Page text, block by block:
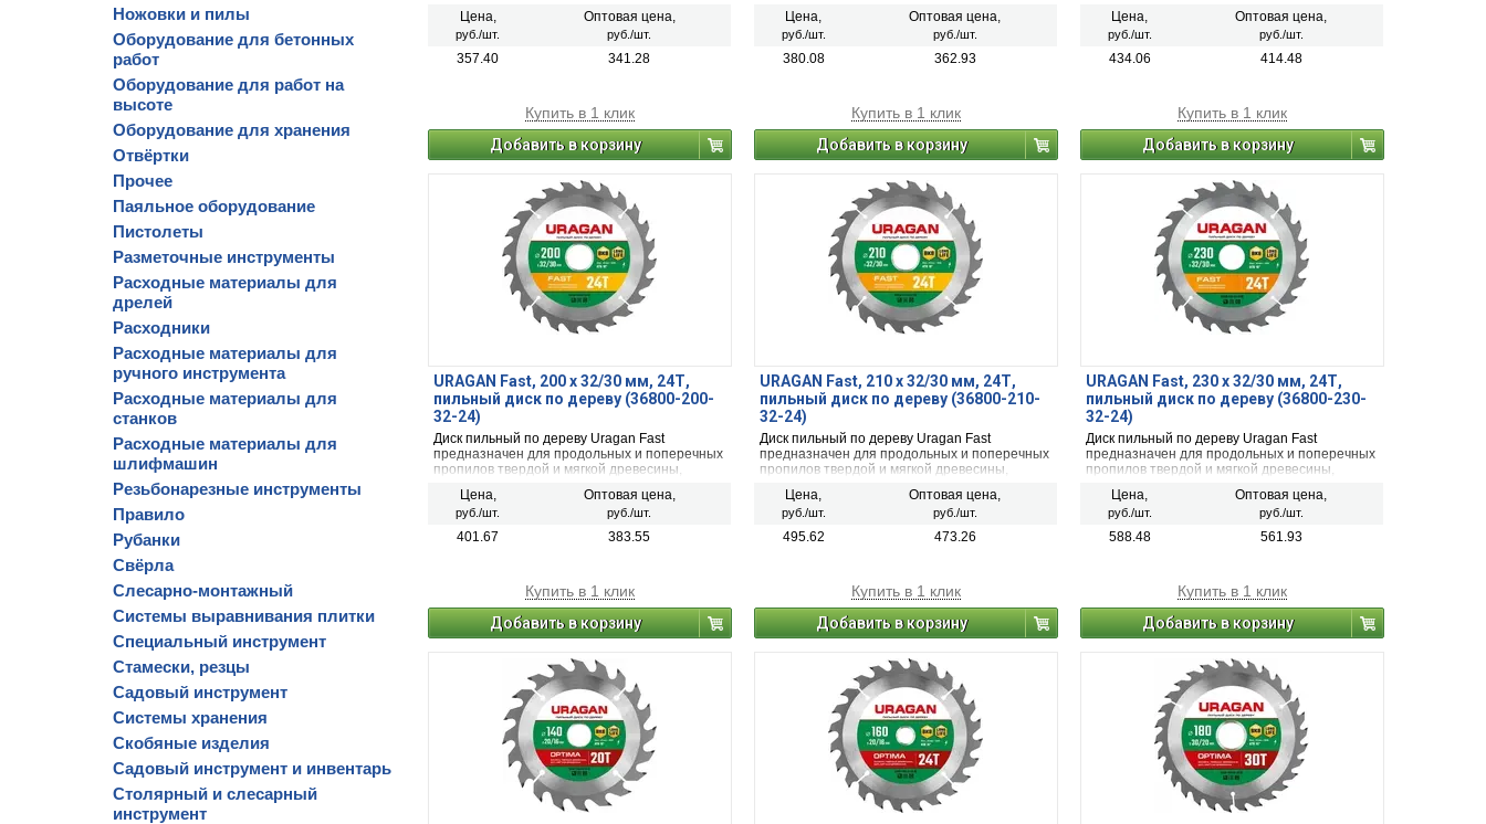
Ножовки и пилы
Оборудование для бетонных
работ
Оборудование для работ на
высоте
Оборудование для хранения
Отвёртки
Прочее
Паяльное оборудование
Пистолеты
Разметочные инструменты
Расходные материалы для
дрелей
Расходники
Расходные материалы для
ручного инструмента
Расходные материалы для
станков
Расходные материалы для
шлифмашин
Резьбонарезные инструменты
Правило
Рубанки
Свёрла
Слесарно-монтажный
Системы выравнивания плитки
Специальный инструмент
Стамески, резцы
Садовый инструмент
Системы хранения
Скобяные изделия
Садовый инструмент и инвентарь
Столярный и слесарный
инструмент
неламинированной ДСП, строительного
бруса и строительной древесины с остатками
краски.
Цена,
руб./шт.
Оптовая цена,
руб./шт.
357.40 341.28
Купить в 1 клик
Добавить в корзину
неламинированной ДСП, строительного
бруса и строительной древесины с остатками
краски.
Цена,
руб./шт.
Оптовая цена,
руб./шт.
380.08 362.93
Купить в 1 клик
Добавить в корзину
неламинированной ДСП, строительного
бруса и строительной древесины с остатками
краски.
Цена,
руб./шт.
Оптовая цена,
руб./шт.
434.06 414.48
Купить в 1 клик
Добавить в корзину
URAGAN Fast, 200 х 32/30 мм, 24Т,
пильный диск по дереву (36800-200-
32-24)
Диск пильный по дереву Uragan Fast
предназначен для продольных и поперечных
пропилов твердой и мягкой древесины,
неламинированной ДСП, строительного
бруса и строительной древесины с остатками
краски.
Цена,
руб./шт.
Оптовая цена,
руб./шт.
401.67 383.55
Купить в 1 клик
Добавить в корзину
URAGAN Fast, 210 х 32/30 мм, 24Т,
пильный диск по дереву (36800-210-
32-24)
Диск пильный по дереву Uragan Fast
предназначен для продольных и поперечных
пропилов твердой и мягкой древесины,
неламинированной ДСП, строительного
бруса и строительной древесины с остатками
краски.
Цена,
руб./шт.
Оптовая цена,
руб./шт.
495.62 473.26
Купить в 1 клик
Добавить в корзину
URAGAN Fast, 230 х 32/30 мм, 24Т,
пильный диск по дереву (36800-230-
32-24)
Диск пильный по дереву Uragan Fast
предназначен для продольных и поперечных
пропилов твердой и мягкой древесины,
неламинированной ДСП, строительного
бруса и строительной древесины с остатками
краски.
Цена,
руб./шт.
Оптовая цена,
руб./шт.
588.48 561.93
Купить в 1 клик
Добавить в корзину